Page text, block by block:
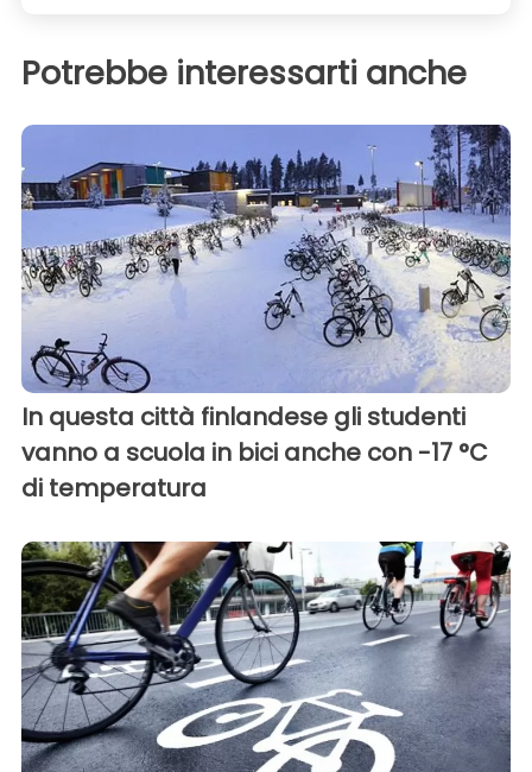
Potrebbe interessarti anche
In questa città finlandese gli studenti
vanno a scuola in bici anche con -17 °C
di temperatura